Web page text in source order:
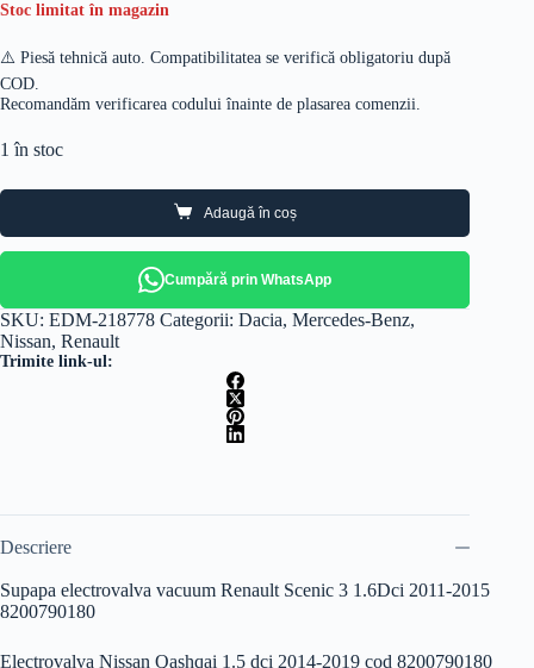
Stoc limitat în magazin
⚠️ Piesă tehnică auto. Compatibilitatea se verifică obligatoriu după
COD.
Recomandăm verificarea codului înainte de plasarea comenzii.
1 în stoc
Adaugă în coș
Cumpără prin WhatsApp
SKU: EDM-218778 Categorii: Dacia, Mercedes-Benz,
Nissan, Renault
Trimite link-ul:
Descriere
Supapa electrovalva vacuum Renault Scenic 3 1.6Dci 2011-2015
8200790180
Electrovalva Nissan Qashqai 1.5 dci 2014-2019 cod 8200790180